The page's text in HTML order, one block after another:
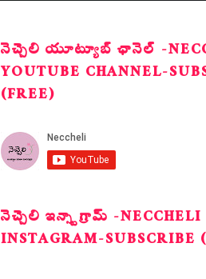
నెచ్చెలి యూట్యూబ్ ఛానెల్ -
YOUTUBE CHANNEL-
(FREE)
నెచ్చెలి ఇన్స్టాగ్రామ్ -NECCHELI
INSTAGRAM-SUBSCRIBE